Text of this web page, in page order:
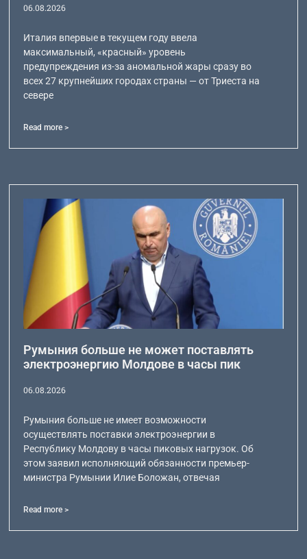
06.08.2026
Италия впервые в текущем году ввела
максимальный, «красный» уровень
предупреждения из-за аномальной жары сразу во
всех 27 крупнейших городах страны — от Триеста на
севере
Read more >
Румыния больше не может поставлять
электроэнергию Молдове в часы пик
06.08.2026
Румыния больше не имеет возможности
осуществлять поставки электроэнергии в
Республику Молдову в часы пиковых нагрузок. Об
этом заявил исполняющий обязанности премьер-
министра Румынии Илие Боложан, отвечая
Read more >